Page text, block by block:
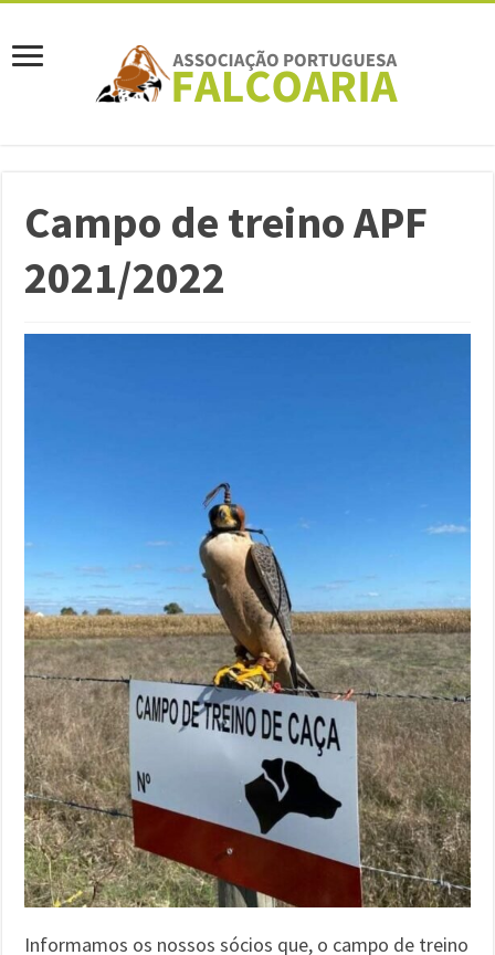
Campo de treino APF
2021/2022
Informamos os nossos sócios que, o campo de treino